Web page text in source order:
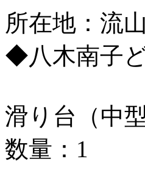
所在地：流
◆八木南子
滑り台（中型
数量：1